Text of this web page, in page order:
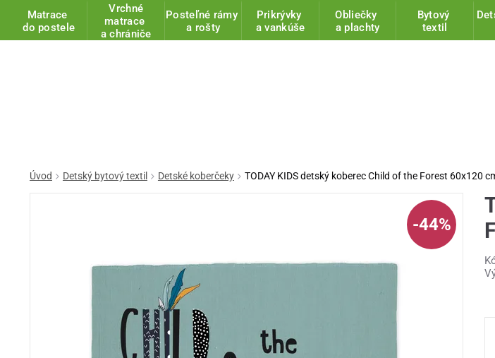
Matrace
do postele
Vrchné
matrace
a chrániče
Posteľné rámy
a rošty
Prikrývky
a vankúše
Obliečky
a plachty
Bytový
textil
Úvod Detský bytový textil Detské koberčeky TODAY KIDS detský koberec Child of the Forest 60x120
-44%